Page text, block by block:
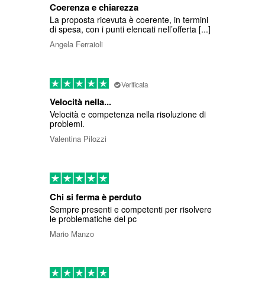
Coerenza e chiarezza
La proposta ricevuta è coerente, in termini
di spesa, con i punti elencati nell’offerta [...]
Angela Ferraioli
Verificata
Velocità nella...
Velocità e competenza nella risoluzione di
problemi.
Valentina Pilozzi
Chi si ferma è perduto
Sempre presenti e competenti per risolvere
le problematiche del pc
Mario Manzo